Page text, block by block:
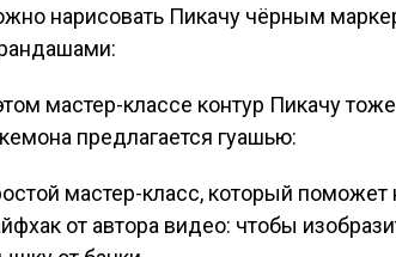
нарисовать Пикачу чёрным
мастер-классе контур Пикачу
предлагается гуашью:
мастер-класс, который поможет
от автора видео: чтобы